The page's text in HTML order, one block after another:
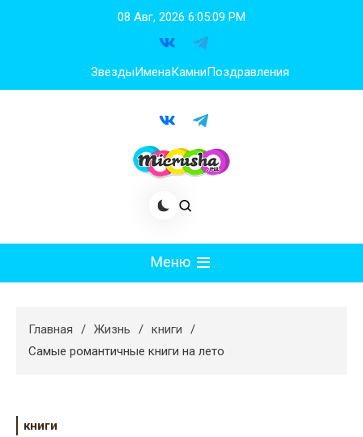
08 Авг, 2026 6:05:10 PM
ЗвездыИменаКамниПоздравления
Меню
Худеем
Главная Жизнь
книги
Самые романтичные книги на лето
книги